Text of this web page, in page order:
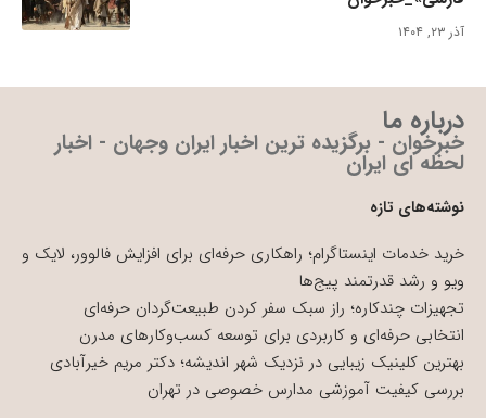
آذر ۲۳, ۱۴۰۴
درباره ما
خبرخوان - برگزیده ترین اخبار ایران وجهان - اخبار
لحظه ای ایران
نوشته‌های تازه
خرید خدمات اینستاگرام؛ راهکاری حرفه‌ای برای افزایش فالوور، لایک و
ویو و رشد قدرتمند پیج‌ها
تجهیزات چندکاره؛ راز سبک سفر کردن طبیعت‌گردان حرفه‌ای
انتخابی حرفه‌ای و کاربردی برای توسعه کسب‌وکارهای مدرن
بهترین کلینیک زیبایی در نزدیک شهر اندیشه؛ دکتر مریم خیرآبادی
بررسی کیفیت آموزشی مدارس خصوصی در تهران